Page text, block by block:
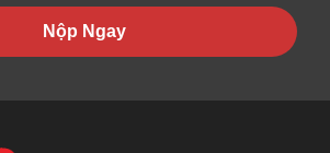
Nộp Ngay